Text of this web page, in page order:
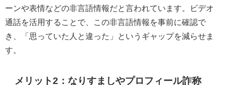
ーンや表情などの非言語情報だと言われています。ビデオ
通話を活用することで、この非言語情報を事前に確認で
き、「思っていた人と違った」というギャップを減らせま
す。
メリット2：なりすましやプロフィール詐称